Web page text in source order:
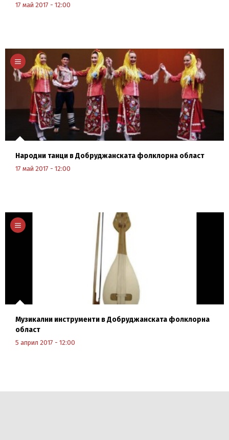
17 май 2017 - 12:00
Научи повече
Народни танци в Добруджанската фолклорна област
17 май 2017 - 12:00
Научи повече
Музикални инструменти в Добруджанската фолклорна
област
5 април 2017 - 12:00